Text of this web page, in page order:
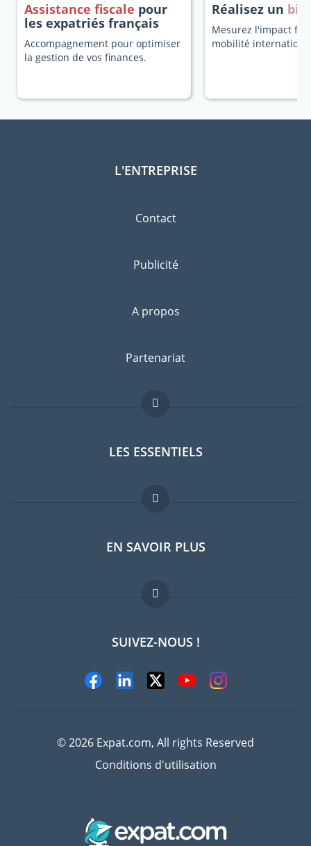
Assistance fiscale pour
les expatriés français
Accompagnement pour optimiser
la gestion de vos finances.
Réalisez un
Mesurez l'impact
mobilité
L'ENTREPRISE
Contact
Publicité
A propos
Partenariat
LES ESSENTIELS
Forum expatriés
Guides pays
Offres d'emploi
EN SAVOIR PLUS
FAQ
Experts
SUIVEZ-NOUS !
© 2026 Expat.com, All rights Reserved
Conditions d'utilisation